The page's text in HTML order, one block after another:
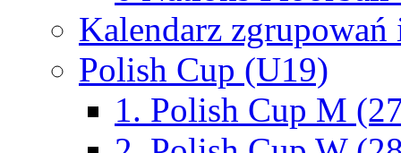
Kalendarz
Polish Cup (U19)
1. Polish Cup M